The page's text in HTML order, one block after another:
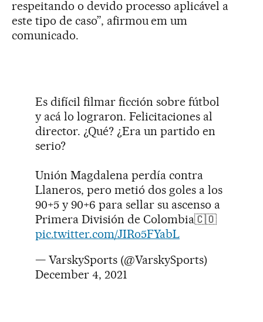
respeitando o devido processo aplicável a
este tipo de caso”, afirmou em um
comunicado.
Es difícil filmar ficción sobre fútbol
y acá lo lograron. Felicitaciones al
director. ¿Qué? ¿Era un partido en
serio?
Unión Magdalena perdía contra
Llaneros, pero metió dos goles a los
90+5 y 90+6 para sellar su ascenso a
Primera División de Colombia🇨🇴
pic.twitter.com/JIRo5FYabL
— VarskySports (@VarskySports)
December 4, 2021